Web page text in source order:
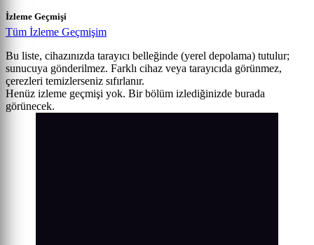
İzleme Geçmişi
Tüm İzleme Geçmişim
Bu liste, cihazınızda tarayıcı belleğinde (yerel depolama) tutulur;
sunucuya gönderilmez. Farklı cihaz veya tarayıcıda görünmez,
çerezleri temizlerseniz sıfırlanır.
Henüz izleme geçmişi yok. Bir bölüm izlediğinizde burada
görünecek.